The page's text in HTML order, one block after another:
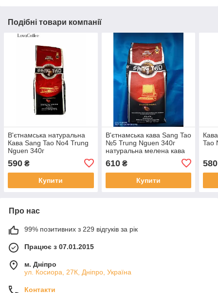
Подібні товари компанії
В'єтнамська натуральна
Кава Sang Tao No4 Trung
Nguen 340г
590 ₴
Купити
В'єтнамська кава Sang Tao
№5 Trung Nguen 340г
натуральна мелена кава
610₴
Купити
Tao
580
Про нас
99% позитивних з 229 відгуків за рік
Працює з 07.01.2015
м. Дніпро
ул. Косиора, 27К, Дніпро, Україна
Контакти